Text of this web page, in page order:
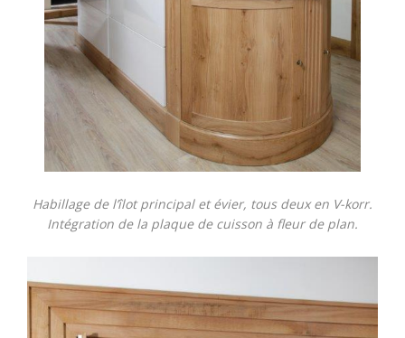
Habillage de l’îlot principal et évier, tous deux en V-korr.
Intégration de la plaque de cuisson à fleur de plan.